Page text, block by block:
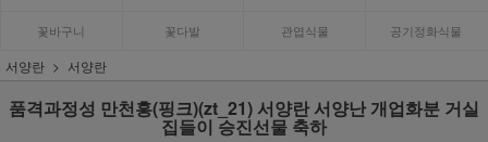
꽃바구니 꽃다발 관엽식물 공기정화식물
서양란 서양란
품격과정성 만천홍(핑크)(zt_21) 서양란 서양난 개업화분 거실
집들이 승진선물 축하